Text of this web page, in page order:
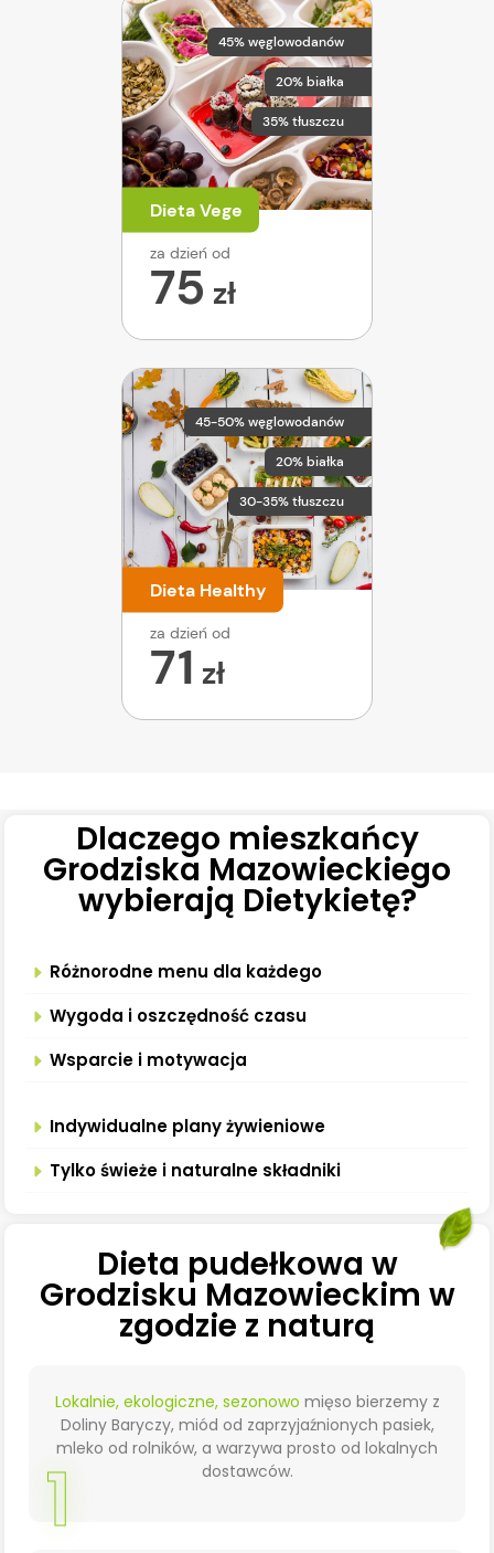
45% węglowodanów
20% białka
35% tłuszczu
Dieta Vege
za dzień od
75 zł
45-50% węglowodanów
20% białka
30-35% tłuszczu
Dieta Healthy
za dzień od
71 zł
Dlaczego mieszkańcy
Grodziska Mazowieckiego
wybierają Dietykietę?
Różnorodne menu dla każdego
Wygoda i oszczędność czasu
Wsparcie i motywacja
Indywidualne plany żywieniowe
Tylko świeże i naturalne składniki
Dieta pudełkowa w
Grodzisku Mazowieckim w
zgodzie z naturą
Lokalnie, ekologiczne, sezonowo mięso bierzemy z
Doliny Baryczy, miód od zaprzyjaźnionych pasiek,
mleko od rolników, a warzywa prosto od lokalnych
dostawców.
1